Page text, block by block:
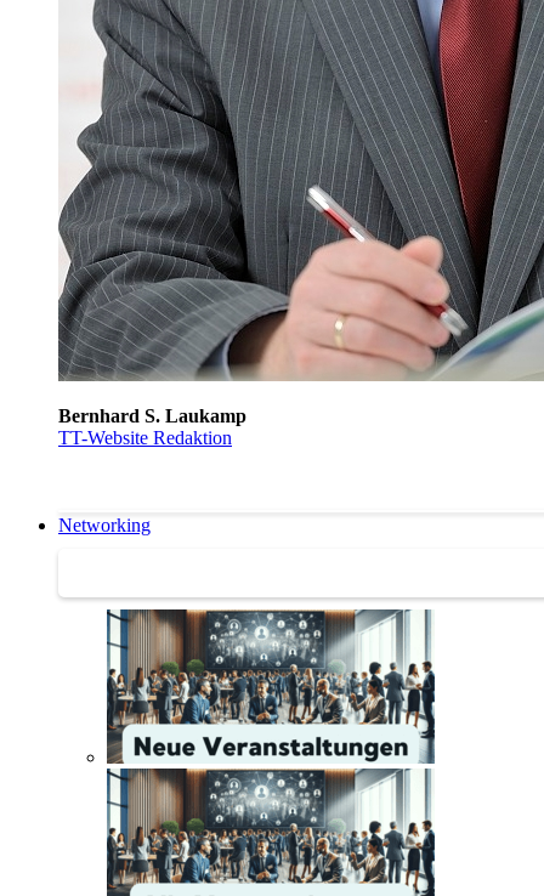
Bernhard S. Laukamp
TT-Website Redaktion
Networking